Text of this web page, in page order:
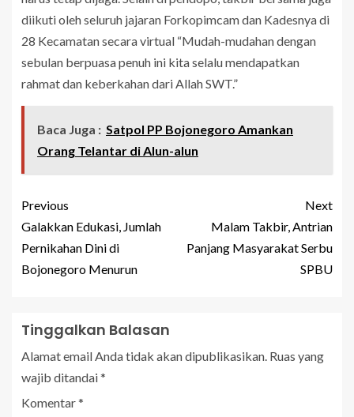
diikuti oleh seluruh jajaran Forkopimcam dan Kadesnya di
28 Kecamatan secara virtual “Mudah-mudahan dengan
sebulan berpuasa penuh ini kita selalu mendapatkan
rahmat dan keberkahan dari Allah SWT.”
Baca Juga : Satpol PP Bojonegoro Amankan
Orang Telantar di Alun-alun
Previous
Galakkan Edukasi, Jumlah
Pernikahan Dini di
Bojonegoro Menurun
Next
Malam Takbir, Antrian
Panjang Masyarakat Serbu
SPBU
Tinggalkan Balasan
Alamat email Anda tidak akan dipublikasikan. Ruas yang
wajib ditandai*
Komentar*